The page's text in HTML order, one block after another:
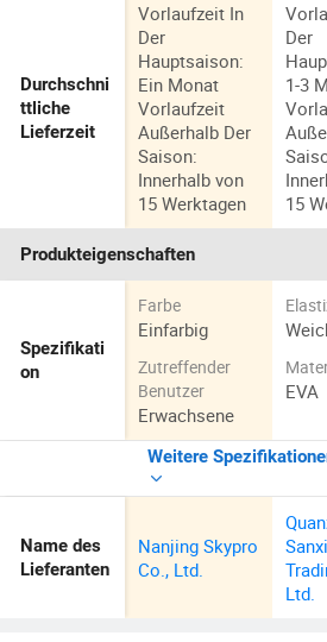
Durchschni
ttliche
Lieferzeit
Vorlaufzeit In
Der
Hauptsaison:
Ein Monat
Vorlaufzeit
Außerhalb Der
Saison:
Innerhalb von
15 Werktagen
Der
1-3
15
Produkteigenschaften
Spezifikati
on
Farbe
Einfarbig
Zutreffender
Benutzer
Erwachsene
EVA
Weitere
Name des
Lieferanten
Nanjing Skypro
Co., Ltd.
Ltd.